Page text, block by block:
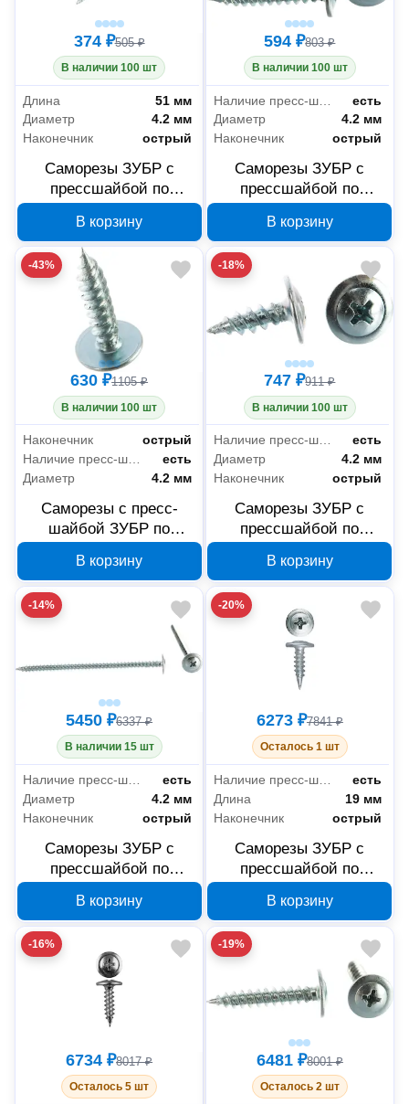
374 ₽505 ₽
В наличии 100 шт
Длина
51 мм
Диаметр
4.2 мм
Наконечник
острый
Саморезы ЗУБР с
прессшайбой по
4,2x51 мм, PH2, 120
шт, 4-300191-42-051
В корзину
594 ₽803 ₽
В наличии 100 шт
Наличие пресс-шайбы
есть
Диаметр
4.2 мм
Наконечник
острый
Саморезы ЗУБР с
прессшайбой по
4,2x25 мм, PH2, 350
шт, 4-300191-42-025
В корзину
-43%
630 ₽1105 ₽
В наличии 100 шт
Наконечник
острый
есть
Диаметр
4.2 мм
Саморезы с пресс-
шайбой ЗУБР по
4.2x19 мм PH2, 4-
300191-42-019
В корзину
-18%
747 ₽911 ₽
В наличии 100 шт
Наличие пресс-шайбы
есть
Диаметр
4.2 мм
Наконечник
острый
Саморезы ЗУБР с
прессшайбой по
4,2x14 мм, PH2, 650
шт, 4-300191-42-014
В корзину
-14%
5450 ₽6337 ₽
В наличии 15 шт
есть
Диаметр
4.2 мм
Наконечник
острый
Саморезы ЗУБР с
прессшайбой по
4,2x76 мм, PH2, 2000
шт, 4-300190-42-076
В корзину
-20%
6273 ₽7841 ₽
Осталось 1 шт
Наличие пресс-шайбы
есть
Длина
19 мм
Наконечник
острый
Саморезы ЗУБР с
прессшайбой по
4,2x19 мм, PH2, 8000
шт, 4-300190-42-041
В корзину
-16%
6734 ₽8017 ₽
Осталось 5 шт
-19%
6481 ₽8001 ₽
Осталось 2 шт